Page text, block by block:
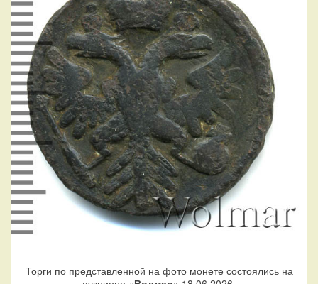
Торги по представленной на фото монете состоялись на